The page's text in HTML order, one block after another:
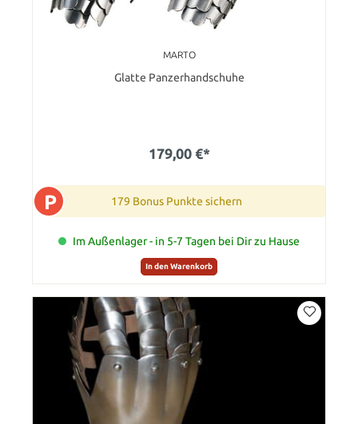
MARTO
Glatte Panzerhandschuhe
179,00 €*
P 179 Bonus Punkte sichern
Im Außenlager - in 5-7 Tagen bei Dir zu Hause
In den Warenkorb